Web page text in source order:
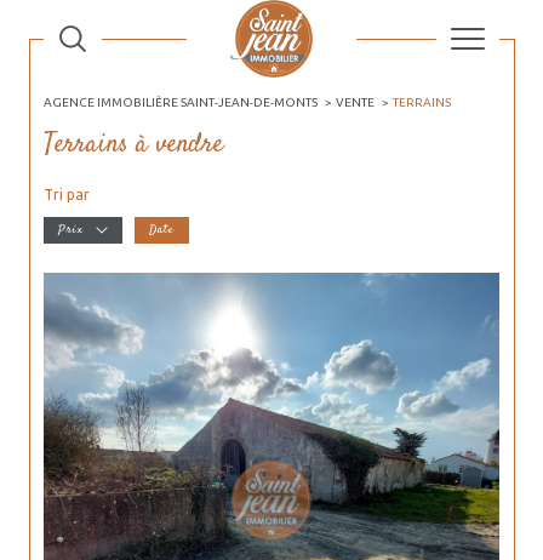
AGENCE IMMOBILIÈRE SAINT-JEAN-DE-MONTS VENTE TERRAINS
Terrains à vendre
Tri par
Prix Date